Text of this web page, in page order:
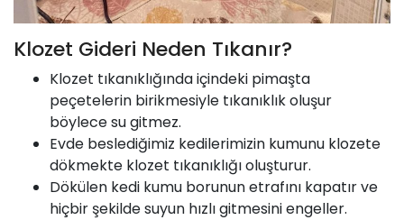
Klozet Gideri Neden Tıkanır?
Klozet tıkanıklığında içindeki pimaşta
peçetelerin birikmesiyle tıkanıklık oluşur
böylece su gitmez.
Evde beslediğimiz kedilerimizin kumunu klozete
dökmekte klozet tıkanıklığı oluşturur.
Dökülen kedi kumu borunun etrafını kapatır ve
hiçbir şekilde suyun hızlı gitmesini engeller.